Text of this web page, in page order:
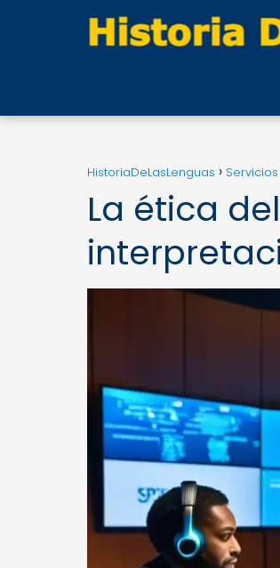
HistoriaDeLasLenguas
La ética